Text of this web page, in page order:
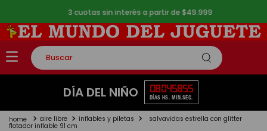
3 cuotas sin interés a partir de $49.999
Buscar
TÉRMINOS MÁS BUSCADOS
2.
lego
DÍA DEL NIÑO 08
DÍAS
04
HS.
58
MIN.
54
SEG.
aire libre inflables y piletas salvavidas estrella con glitter
flotador inflable 91 cm